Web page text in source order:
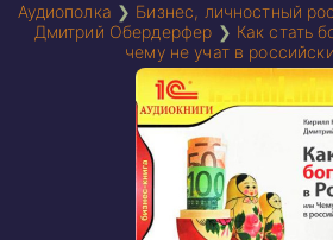
Аудиополка ❯ Бизнес, личностный
Дмитрий Обердерфер ❯ Как стать
чему не учат в